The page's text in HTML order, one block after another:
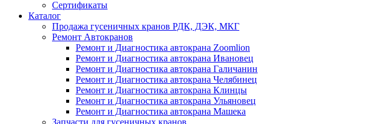
Сертификаты
Каталог
Продажа гусеничных кранов РДК, ДЭК, МКГ
Ремонт Автокранов
Ремонт и Диагностика автокрана Zoomlion
Ремонт и Диагностика автокрана Ивановец
Ремонт и Диагностика автокрана Галичанин
Ремонт и Диагностика автокрана Челябинец
Ремонт и Диагностика автокрана Клинцы
Ремонт и Диагностика автокрана Ульяновец
Ремонт и Диагностика автокрана Машека
Запчасти для гусеничных кранов